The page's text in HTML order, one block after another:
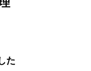
た